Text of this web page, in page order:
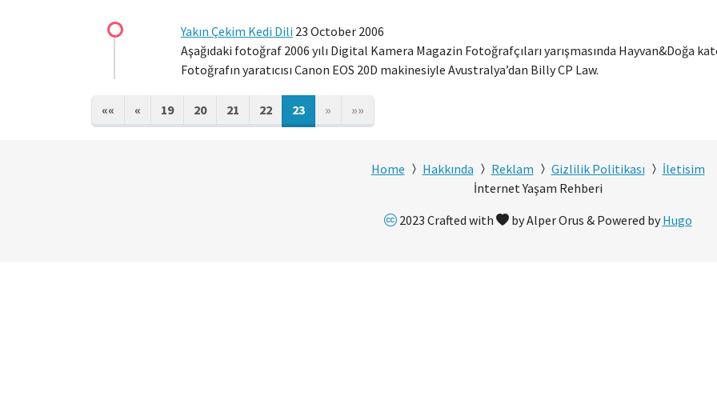
Yakın Çekim Kedi Dili 23 October 2006
Aşağıdaki fotoğraf 2006 yılı Digital Kamera Magazin Fotoğrafçıları yarışmasında Hayvan&Doğa
Fotoğrafın yaratıcısı Canon EOS 20D makinesiyle Avustralya’dan Billy CP Law.
«« « 19 20 21 22 23 » »»
Home Hakkında Reklam Gizlilik Politikası
İletisim
İnternet Yaşam Rehberi
2023 Crafted with
by Alper Orus & Powered byHugo